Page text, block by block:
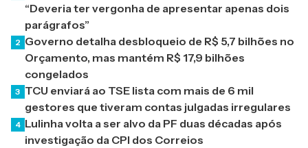
“Deveria ter vergonha de apresentar apenas dois
parágrafos”
2 Governo detalha desbloqueio de R$ 5,7 bilhões no
Orçamento, mas mantém R$ 17,9 bilhões
congelados
3 TCU enviará ao TSE lista com mais de 6 mil
gestores que tiveram contas julgadas irregulares
4 Lulinha volta a ser alvo da PF duas décadas após
investigação da CPI dos Correios